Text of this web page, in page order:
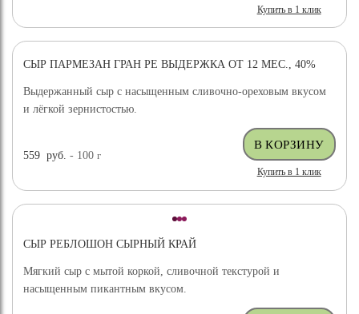
Купить в 1 клик
ХИТ ПРОДАЖ
СЫР ПАРМЕЗАН ГРАН РЕ ВЫДЕРЖКА ОТ 12 МЕС., 40%
Выдержанный сыр с насыщенным сливочно-ореховым вкусом
и лёгкой зернистостью.
559 руб. - 100г
Купить в 1 клик
СЫР РЕБЛОШОН СЫРНЫЙ КРАЙ
Мягкий сыр с мытой коркой, сливочной текстурой и
насыщенным пикантным вкусом.